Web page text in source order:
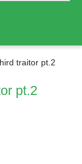
traitor pt.2
pt.2